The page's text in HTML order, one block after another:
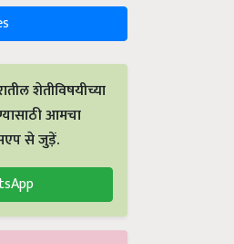
शेतीविषयीच्या
आमचा
से जुड़ें.